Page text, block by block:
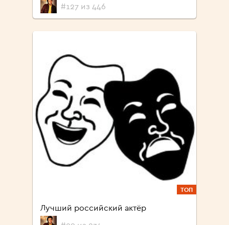
#127 из 446
ТОП
Лучший российский актёр